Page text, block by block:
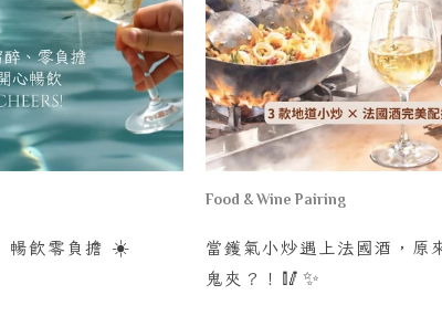
暢飲零負擔 ☀️
Food & Wine Pairing
當鑊氣小炒遇上法國酒，原
鬼夾？！ 🥢✨